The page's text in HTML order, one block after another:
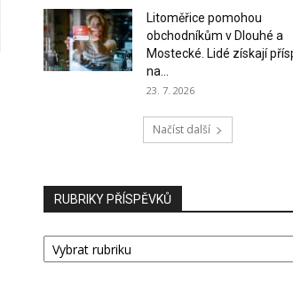
Litoměřice pomohou
obchodníkům v Dlouhé a
Mostecké. Lidé získají
na...
23. 7. 2026
Načíst další
RUBRIKY PŘÍSPĚVKŮ
RUBRIKY
PŘÍSPĚVKŮ